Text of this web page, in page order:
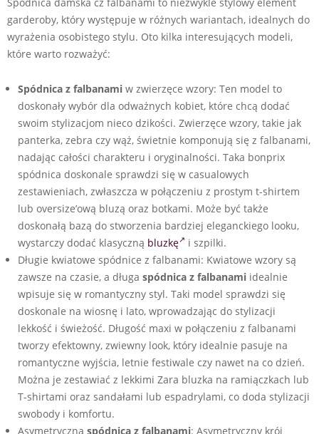
garderoby, który występuje w różnych wariantach, idealnych do
wyrażenia osobistego stylu. Oto kilka interesujących modeli,
które warto rozważyć:
Spódnica z falbanami w zwierzęce wzory: Ten model to
doskonały wybór dla odważnych kobiet, które chcą dodać
swoim stylizacjom nieco dzikości. Zwierzęce wzory, takie jak
panterka, zebra czy wąż, świetnie komponują się z falbanami,
nadając całości charakteru i oryginalności. Taka bonprix
spódnica doskonale sprawdzi się w casualowych
zestawieniach, zwłaszcza w połączeniu z prostym t-shirtem
lub oversize’ową bluzą oraz botkami. Może być także
doskonałą bazą do stworzenia bardziej eleganckiego looku,
wystarczy dodać klasyczną bluzkę
i szpilki.
Długie kwiatowe spódnice z falbanami: Kwiatowe wzory są
zawsze na czasie, a długa spódnica z falbanami idealnie
wpisuje się w romantyczny styl. Taki model sprawdzi się
doskonale na wiosnę i lato, wprowadzając do stylizacji
lekkość i świeżość. Długość maxi w połączeniu z falbanami
tworzy efektowny, zwiewny look, który idealnie pasuje na
romantyczne wyjścia, letnie festiwale czy nawet na co dzień.
Można je zestawiać z lekkimi Zara bluzka na ramiączkach lub
T-shirtami oraz sandałami lub espadrylami, co doda stylizacji
swobody i komfortu.
Asymetryczna spódnica z falbanami: Asymetryczny krój